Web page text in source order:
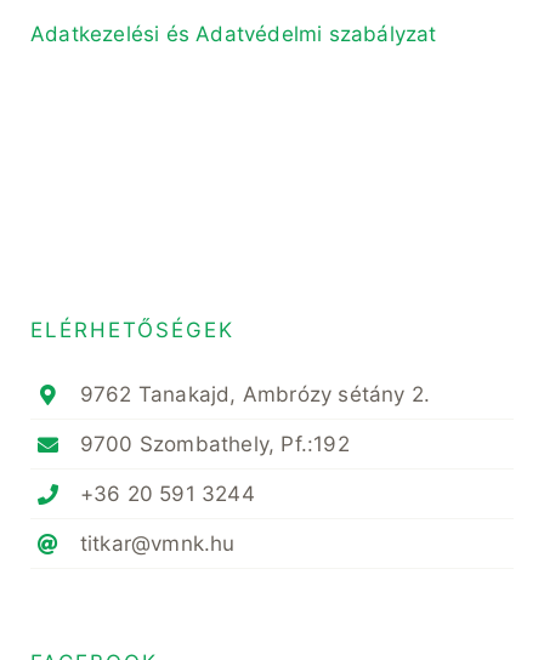
Adatkezelési és Adatvédelmi szabályzat
ELÉRHETŐSÉGEK
9762 Tanakajd, Ambrózy sétány 2.
9700 Szombathely, Pf.:192
+36 20 591 3244
titkar@vmnk.hu